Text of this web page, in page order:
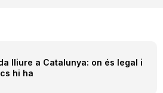
lliure a Catalunya: on és legal i
hi ha